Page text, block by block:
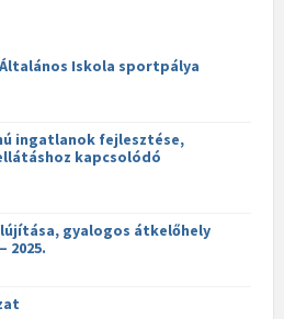
Iskola sportpálya
ingatlanok fejlesztése,
kapcsolódó
gyalogos átkelőhely
2025.